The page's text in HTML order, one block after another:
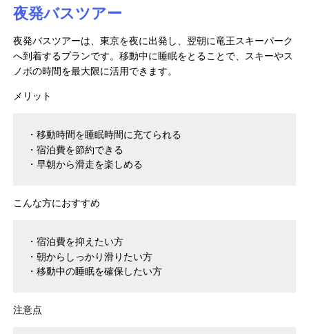
夜発バスツアー
夜発バスツアーは、東京を夜に出発し、翌朝に竜王スキーパーク
へ到着するプランです。移動中に睡眠をとることで、スキーやス
ノボの時間を最大限に活用できます。​
メリット
移動時間を睡眠時間に充てられる
宿泊費を節約できる
早朝から滑走を楽しめる
こんな方におすすめ
宿泊費を抑えたい方
朝からしっかり滑りたい方
移動中の睡眠を確保したい方
注意点